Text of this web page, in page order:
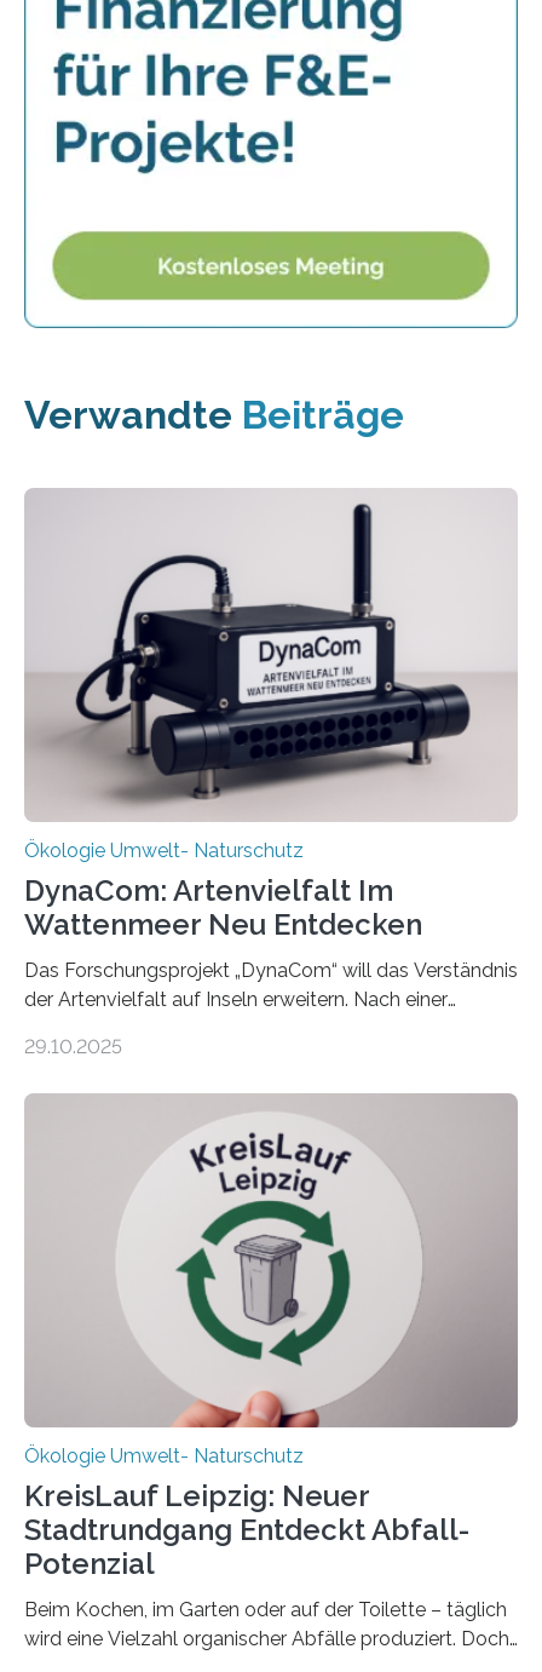
Verwandte Beiträge
Ökologie Umwelt- Naturschutz
DynaCom: Artenvielfalt Im
Wattenmeer Neu Entdecken
Das Forschungsprojekt „DynaCom“ will das Verständnis
der Artenvielfalt auf Inseln erweitern. Nach einer
Beobachtungen im Wattenmeer ist nun eine große
Oldenburg befassen sich insbesondere damit, wie ein
Ökosystem gedeiht – und wie sich dieser Prozess
verlässlich prognostizieren lässt. Grünes Licht für
„DynaCom“: Die Deutsche Forschungsgemeinschaft
(DFG) fördert das Anfang 2019 gestartete
Forschungsprojekt an der Universität Oldenburg für
zwei weitere Jahre mit rund 1,2 Millionen Euro. „Wir
freuen uns sehr über…
29.10.2025
Ökologie Umwelt- Naturschutz
KreisLauf Leipzig: Neuer
Stadtrundgang Entdeckt Abfall-
Potenzial
Beim Kochen, im Garten oder auf der Toilette – täglich
wird eine Vielzahl organischer Abfälle produziert. Doch